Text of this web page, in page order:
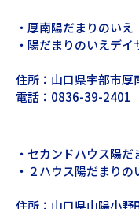
・厚南陽だまりのいえ
・陽だまりのいえデ
住所：山口県宇部市
電話：0836-39-2401
・セカンドハウス陽だ
・２ハウス陽だまり
住所：山口県山陽小